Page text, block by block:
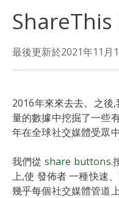
ShareThis
最後更新於2021年11月
2016年來來去去。之後
量的數據中挖掘了一些
年在全球社交媒體受眾
我們從 share buttons.
上,使 發佈者 一種快速
幾乎每個社交媒體管道